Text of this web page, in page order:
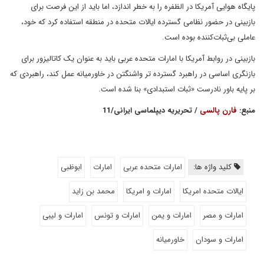
پایگاه هوایی آمریکا در الظفره را به خطر اندازد، اما باید از این فرصت برای
بازبینی در حضور نظامی گسترده ایالات متحده در منطقه استفاده کرد که خود،
عاملی بی‌ثبات‌کننده بوده است.
بازبینی در روابط آمریکا با امارات متحده عربی باید به عنوان یک کاتالیزور برای
بازنگری اساسی‌ در راهبرد گسترده تر واشنگتن در خاورمیانه عمل کند، راهبردی که
بر پایه باور نادرست «ثبات استبدادی» بنا شده است.
منبع: فارن پالسی / تحریریه دیپلماسی ایرانی/11
کلید واژه ها: امارات متحده عربی امارات
ابوظبی
ایالات متحده امریکا
امارات و امریکا
محمد بن زاید
امارات و مصر
امارات و یمن امارات و تونس
امارات و لیبی
امارات و سودان
خاورمیانه